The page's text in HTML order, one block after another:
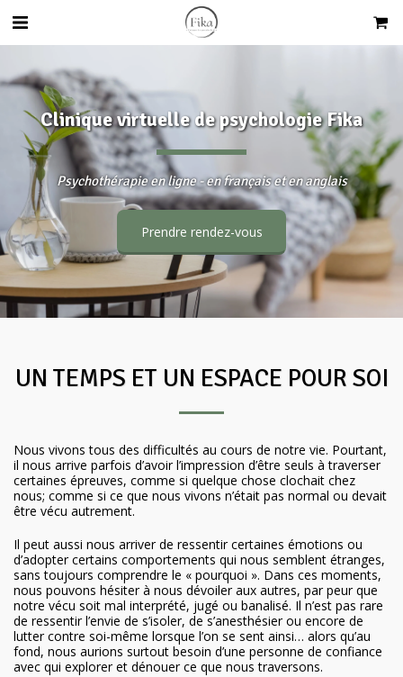
Clinique virtuelle de psychologie Fika
Psychothérapie en ligne - en français et en anglais
Prendre rendez-vous
UN TEMPS ET UN ESPACE POUR SOI
Nous vivons tous des difficultés au cours de notre vie. Pourtant,
il nous arrive parfois d’avoir l’impression d’être seuls à traverser
certaines épreuves, comme si quelque chose clochait chez
nous; comme si ce que nous vivons n’était pas normal ou devait
être vécu autrement.
Il peut aussi nous arriver de ressentir certaines émotions ou
d’adopter certains comportements qui nous semblent étranges,
sans toujours comprendre le « pourquoi ». Dans ces moments,
nous pouvons hésiter à nous dévoiler aux autres, par peur que
notre vécu soit mal interprété, jugé ou banalisé. Il n’est pas rare
de ressentir l’envie de s’isoler, de s’anesthésier ou encore de
lutter contre soi-même lorsque l’on se sent ainsi… alors qu’au
fond, nous aurions surtout besoin d’une personne de confiance
avec qui explorer et dénouer ce que nous traversons.